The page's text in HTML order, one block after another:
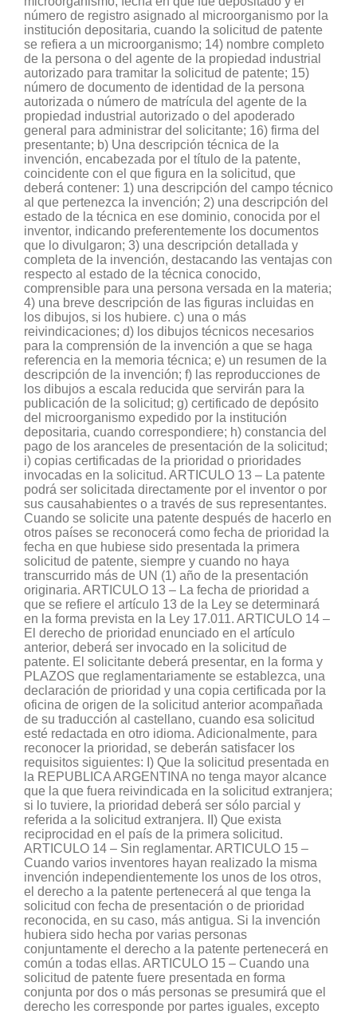
número de registro asignado al microorganismo por la
institución depositaria, cuando la solicitud de patente
se refiera a un microorganismo; 14) nombre completo
de la persona o del agente de la propiedad industrial
autorizado para tramitar la solicitud de patente; 15)
número de documento de identidad de la persona
autorizada o número de matrícula del agente de la
propiedad industrial autorizado o del apoderado
general para administrar del solicitante; 16) firma del
presentante; b) Una descripción técnica de la
invención, encabezada por el título de la patente,
coincidente con el que figura en la solicitud, que
deberá contener: 1) una descripción del campo técnico
al que pertenezca la invención; 2) una descripción del
estado de la técnica en ese dominio, conocida por el
inventor, indicando preferentemente los documentos
que lo divulgaron; 3) una descripción detallada y
completa de la invención, destacando las ventajas con
respecto al estado de la técnica conocido,
comprensible para una persona versada en la materia;
4) una breve descripción de las figuras incluidas en
los dibujos, si los hubiere. c) una o más
reivindicaciones; d) los dibujos técnicos necesarios
para la comprensión de la invención a que se haga
referencia en la memoria técnica; e) un resumen de la
descripción de la invención; f) las reproducciones de
los dibujos a escala reducida que servirán para la
publicación de la solicitud; g) certificado de depósito
del microorganismo expedido por la institución
depositaria, cuando correspondiere; h) constancia del
pago de los aranceles de presentación de la solicitud;
i) copias certificadas de la prioridad o prioridades
invocadas en la solicitud. ARTICULO 13 – La patente
podrá ser solicitada directamente por el inventor o por
sus causahabientes o a través de sus representantes.
Cuando se solicite una patente después de hacerlo en
otros países se reconocerá como fecha de prioridad la
fecha en que hubiese sido presentada la primera
solicitud de patente, siempre y cuando no haya
transcurrido más de UN (1) año de la presentación
originaria. ARTICULO 13 – La fecha de prioridad a
que se refiere el artículo 13 de la Ley se determinará
en la forma prevista en la Ley 17.011. ARTICULO 14 –
El derecho de prioridad enunciado en el artículo
anterior, deberá ser invocado en la solicitud de
patente. El solicitante deberá presentar, en la forma y
PLAZOS que reglamentariamente se establezca, una
declaración de prioridad y una copia certificada por la
oficina de origen de la solicitud anterior acompañada
de su traducción al castellano, cuando esa solicitud
esté redactada en otro idioma. Adicionalmente, para
reconocer la prioridad, se deberán satisfacer los
requisitos siguientes: I) Que la solicitud presentada en
la REPUBLICA ARGENTINA no tenga mayor alcance
que la que fuera reivindicada en la solicitud extranjera;
si lo tuviere, la prioridad deberá ser sólo parcial y
referida a la solicitud extranjera. II) Que exista
reciprocidad en el país de la primera solicitud.
ARTICULO 14 – Sin reglamentar. ARTICULO 15 –
Cuando varios inventores hayan realizado la misma
invención independientemente los unos de los otros,
el derecho a la patente pertenecerá al que tenga la
solicitud con fecha de presentación o de prioridad
reconocida, en su caso, más antigua. Si la invención
hubiera sido hecha por varias personas
conjuntamente el derecho a la patente pertenecerá en
común a todas ellas. ARTICULO 15 – Cuando una
solicitud de patente fuere presentada en forma
conjunta por dos o más personas se presumirá que el
derecho les corresponde por partes iguales, excepto